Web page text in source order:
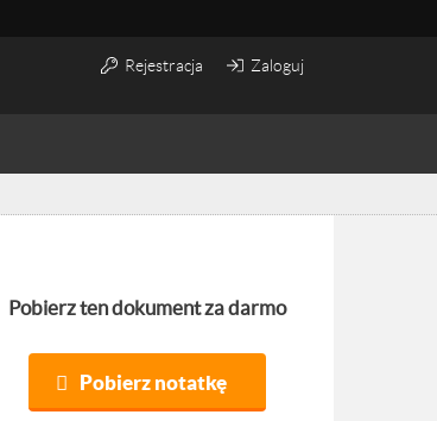
Rejestracja Zaloguj
Pobierz ten dokument za darmo
Pobierz notatkę